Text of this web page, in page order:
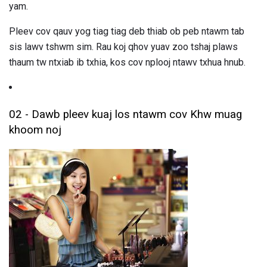
yam.
Pleev cov qauv yog tiag tiag deb thiab ob peb ntawm tab
sis lawv tshwm sim. Rau koj qhov yuav zoo tshaj plaws
thaum tw ntxiab ib txhia, kos cov nplooj ntawv txhua hnub.
02 - Dawb pleev kuaj los ntawm cov Khw muag
khoom noj